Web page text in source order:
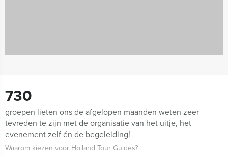
730
groepen lieten ons de afgelopen maanden weten zeer
tevreden te zijn met de organisatie van het uitje, het
evenement zelf én de begeleiding!
Waarom kiezen voor Holland Tour Guides?